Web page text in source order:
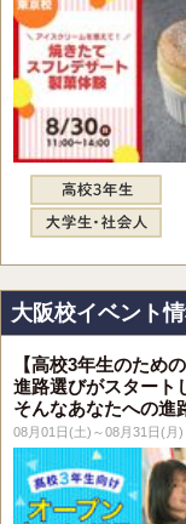
大阪校イベント
【高校3年生のため
進路選びがスタート
そんなあなたへの進
08月01日(土)～08月31日(月)